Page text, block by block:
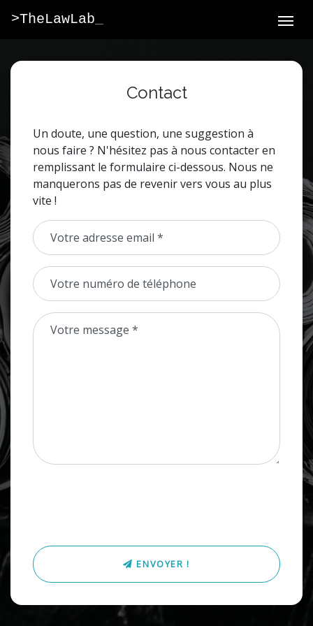
>TheLawLab
Contact
Un doute, une question, une suggestion à
nous faire ? N'hésitez pas à nous contacter en
remplissant le formulaire ci-dessous. Nous ne
manquerons pas de revenir vers vous au plus
vite !
Votre adresse email *
Votre numéro de téléphone
Votre message *
ENVOYER !